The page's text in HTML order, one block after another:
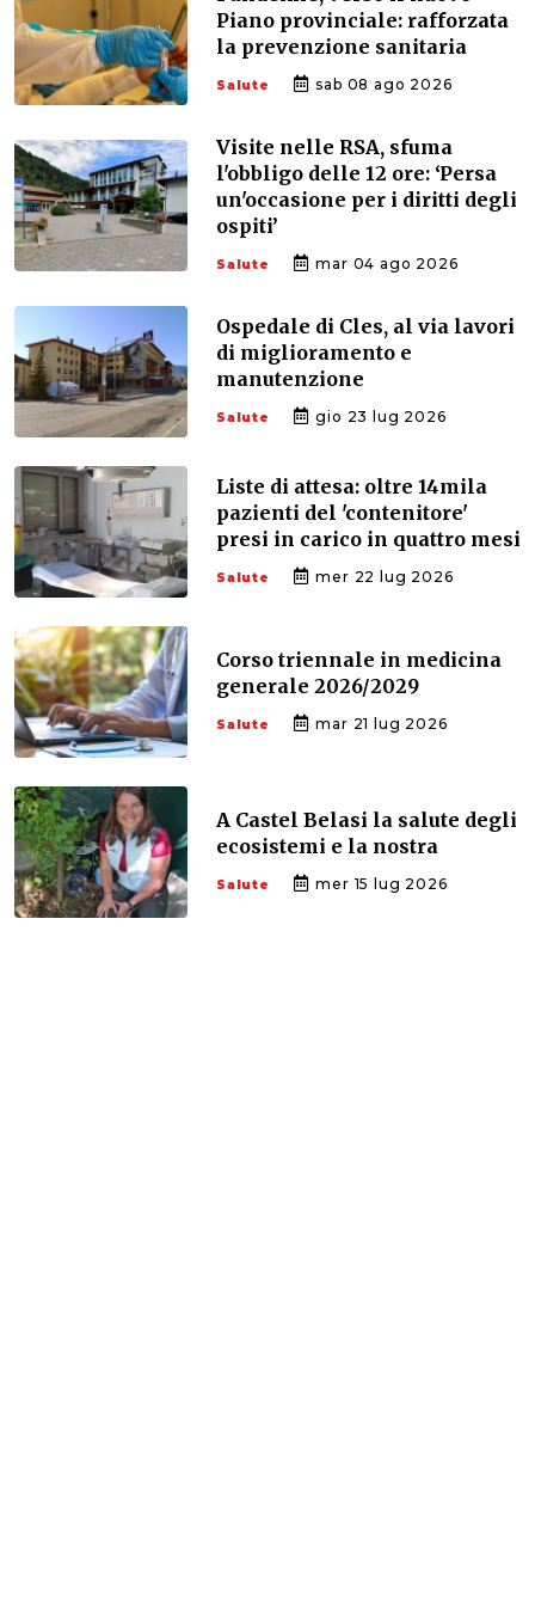
Piano provinciale: rafforzata
la prevenzione sanitaria
Salute sab 08 ago 2026
Visite nelle RSA, sfuma
l'obbligo delle 12 ore: ‘Persa
un'occasione per i diritti degli
ospiti’
Salute mar 04 ago 2026
Ospedale di Cles, al via lavori
di miglioramento e
manutenzione
Salute gio 23 lug 2026
Liste di attesa: oltre 14mila
pazienti del 'contenitore'
presi in carico in quattro mesi
Salute mer 22 lug 2026
Corso triennale in medicina
generale 2026/2029
Salute mar 21 lug 2026
A Castel Belasi la salute degli
ecosistemi e la nostra
Salute mer 15 lug 2026